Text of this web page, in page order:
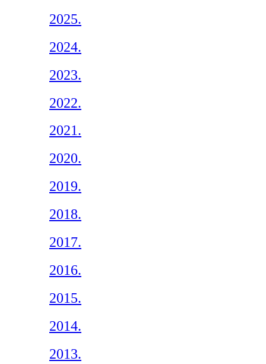
2025.
2024.
2023.
2022.
2021.
2020.
2019.
2018.
2017.
2016.
2015.
2014.
2013.